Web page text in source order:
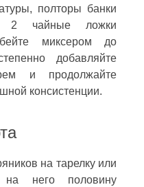
полторы банки
2 чайные ложки
миксером до
добавляйте
и продолжайте
консистенции.
на тарелку или
на него половину